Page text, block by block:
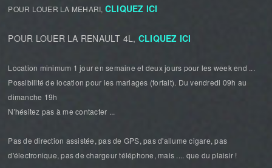
POUR LOUER LA MEHARI, CLIQUEZ ICI
POUR LOUER LA RENAULT 4L, CLIQUEZ ICI
Location minimum 1 jour en semaine et deux jours pour les week end ...
Possibilité de location pour les mariages (forfait). Du vendredi 09h au
dimanche 19h
N'hésitez pas à me contacter ...
Pas de direction assistée, pas de GPS, pas d'allume cigare, pas
d'électronique, pas de chargeur téléphone, mais .... que du plaisir !